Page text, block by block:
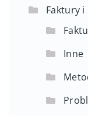
Faktury i
Inne